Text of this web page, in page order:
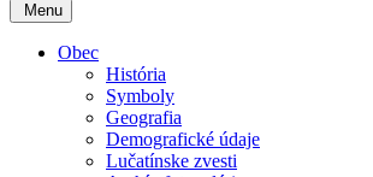
Menu
Obec
História
Symboly
Geografia
Demografické údaje
Lučatínske zvesti